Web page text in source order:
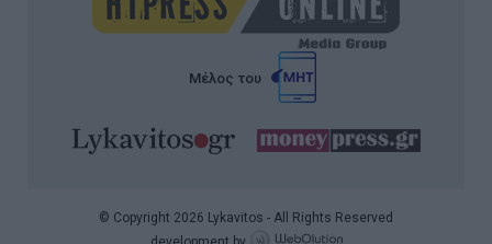
Μέλος του
© Copyright 2026 Lykavitos - All Rights Reserved